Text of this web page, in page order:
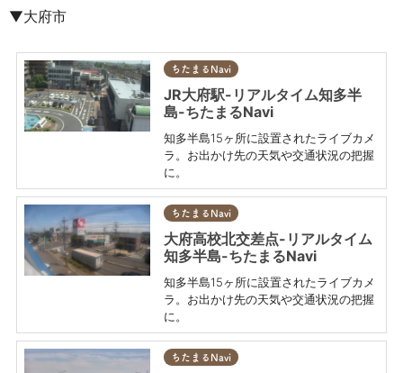
▼大府市
ちたまるNavi
JR大府駅-リアルタイム知多半
島-ちたまるNavi
知多半島15ヶ所に設置されたライブカメ
ラ。お出かけ先の天気や交通状況の把握
に。
ちたまるNavi
大府高校北交差点-リアルタイム
知多半島-ちたまるNavi
知多半島15ヶ所に設置されたライブカメ
ラ。お出かけ先の天気や交通状況の把握
に。
ちたまるNavi